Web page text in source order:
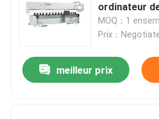
ordinateur
verticale de
machine
MOQ：1
Prix：
meilleur prix